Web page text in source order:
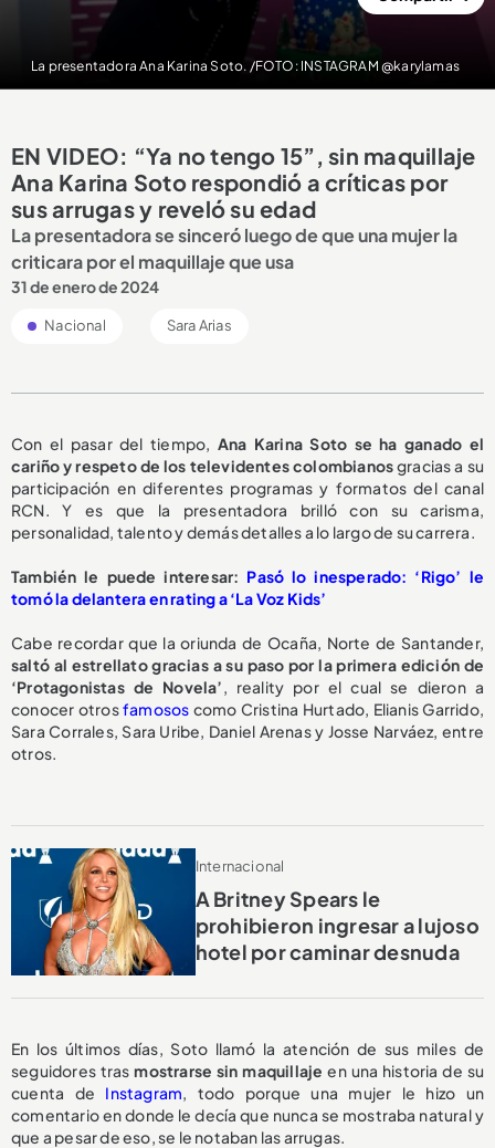
La presentadora Ana Karina Soto. /FOTO: INSTAGRAM @karylamas
EN VIDEO: “Ya no tengo 15”, sin maquillaje
Ana Karina Soto respondió a críticas por
sus arrugas y reveló su edad
La presentadora se sinceró luego de que una mujer la
criticara por el maquillaje que usa
31 de enero de 2024
Nacional Sara Arias
Con el pasar del tiempo, Ana Karina Soto se ha ganado el
cariño y respeto de los televidentes colombianosgracias a su
participación en diferentes programas y formatos del canal
RCN.
Y es que la presentadora brilló con su carisma,
personalidad, talento y demás detalles a lo largo de su carrera.
También le puede interesar: Pasó lo inesperado: ‘Rigo’ le
tomó la delantera en rating a ‘La Voz Kids’
Cabe recordar que la oriunda de Ocaña, Norte de Santander,
saltó al estrellato gracias a su paso por la primera edición de
‘Protagonistas de Novela’, reality por el cual se dieron a
conocer otrosfamosos como Cristina Hurtado, Elianis Garrido,
Sara Corrales, Sara Uribe, Daniel Arenas y Josse Narváez, entre
otros.
Internacional
A Britney Spears le
prohibieron ingresar a lujoso
hotel por caminar desnuda
En los últimos días, Soto llamó la atención de sus miles de
seguidores tras mostrarse sin maquillajeen una historia de su
cuenta de Instagram, todo porque una mujer le hizo un
comentario en donde le decía que nunca se mostraba natural y
que a pesar de eso, se le notaban las arrugas.